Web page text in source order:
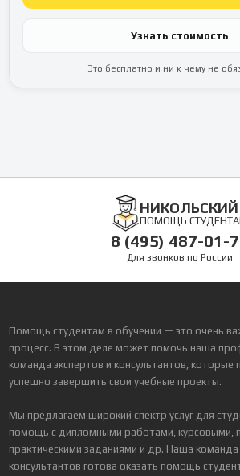
Узнать стоимость
Это бесплатно и ни к чему не
НИКОЛЬСКИЙ
ПОМОЩЬ
8 (495) 487-01-
Для звонков по России
Помощь студентам в обучении — это очень
процесс. В этом деле может помочь наша
команда экспертов и консультантов, которые
успешно завершить свои учебные проекты.
Мы предлагаем широкий спектр услуг для
помощь с дипломными работами, курсовыми,
практическими заданиями и др. Наша
консультантов готова оказать помощь